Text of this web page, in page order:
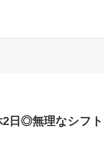
2日◎無理なシフト